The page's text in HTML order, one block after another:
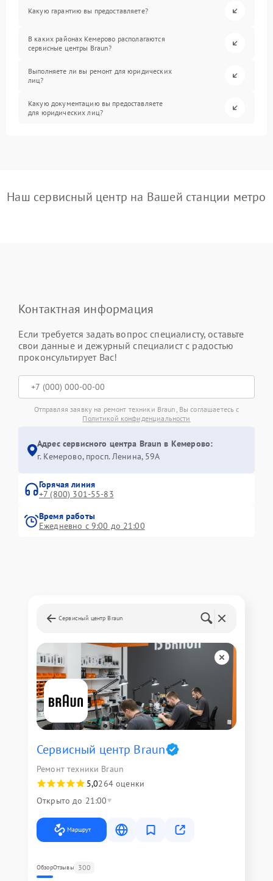
Какую гарантию вы предоставляете?
В каких районах Кемерово располагаются
сервисные центры Braun?
Выполняете ли вы ремонт для юридических
лиц?
Какую документацию вы предоставляете
для юридических лиц?
Наш сервисный центр на Вашей станции метро
Контактная информация
Если требуется задать вопрос специалисту, оставьте
свои данные и дежурный специалист с радостью
проконсультирует Вас!
Отправляя заявку на ремонт техники Braun, Вы соглашаетесь с
Политикой конфиденциальности
Адрес сервисного центра Braun в Кемерово:
г. Кемерово, просп. Ленина, 59А
Горячая линия
+7 (800) 301-55-83
Время работы
Ежедневно с 9:00 до 21:00
Сервисный центр Braun
Сервисный центр Braun
Ремонт техники Braun
5,0264 оценки
Открыто до 21:00
Маршрут
ОбзорОтзывы 300